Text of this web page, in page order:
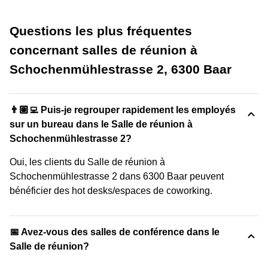
Questions les plus fréquentes
concernant salles de réunion à
Schochenmühlestrasse 2, 6300 Baar
👨🏽‍💻 Puis-je regrouper rapidement les employés
sur un bureau dans le Salle de réunion à
Schochenmühlestrasse 2?
Oui, les clients du Salle de réunion à
Schochenmühlestrasse 2 dans 6300 Baar peuvent
bénéficier des hot desks/espaces de coworking.
📅 Avez-vous des salles de conférence dans le
Salle de réunion?